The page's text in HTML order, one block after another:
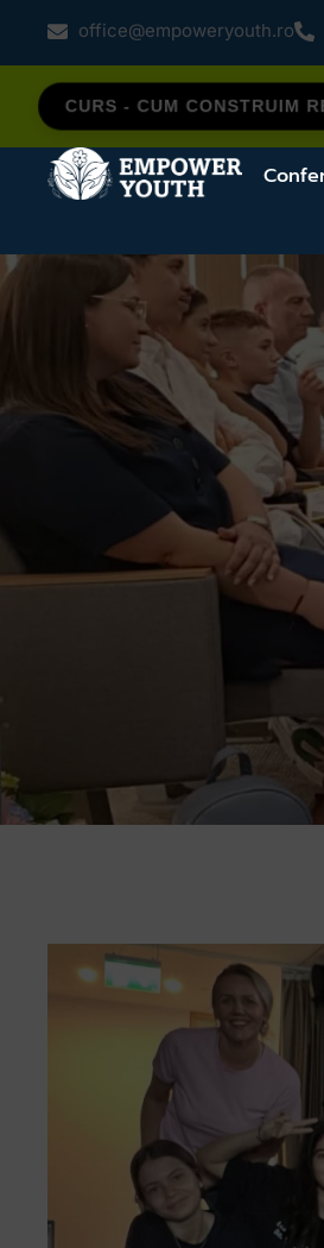
office@empoweryouth.ro
CURS - CUM CONSTRUIM